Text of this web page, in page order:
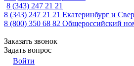
8 (343) 247 21 21
8 (343) 247 21 21 Екатеринбург и
8 (800) 350 68 82 Общероссийский
Заказать звонок
Задать вопрос
Войти